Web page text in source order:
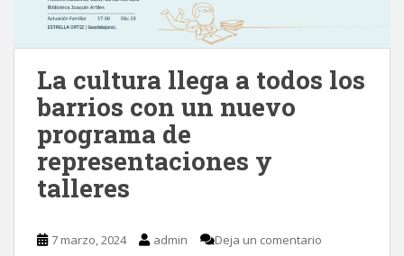
La cultura llega a todos los
barrios con un nuevo
programa de
representaciones y
talleres
7 marzo, 2024 admin Deja un comentario